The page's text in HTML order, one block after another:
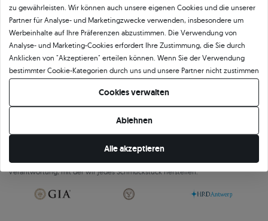
Bestätigte Qualität von SAVICKI
Unser Qualitätszertifikat garantiert Authentizität und höchsten
Ausführungsstandard. Das Dokument beschreibt detailliert die wichtigsten
Parameter des Schmucks, einschließlich der Legierung und des Gewichts des
Goldes sowie der Merkmale des eingefassten Steins oder des verwendeten
Edelmetalls. Das SAVICKI-Zertifikat ist nicht nur eine formelle Bestätigung der
Qualität, sondern auch ein Beweis für die Kunstfertigkeit, Präzision und
Verantwortung, mit der wir jedes Schmuckstück herstellen.
zu gewährleisten. Wir können auch unsere eigenen Cookies und die unserer
Partner für Analyse- und Marketingzwecke verwenden, insbesondere um
Werbeinhalte auf Ihre Präferenzen abzustimmen. Die Verwendung von
Analyse- und Marketing-Cookies erfordert Ihre Zustimmung, die Sie durch
Anklicken von "Akzeptieren" erteilen können. Wenn Sie der Verwendung
bestimmter Cookie-Kategorien durch uns und unsere Partner nicht zustimmen
möchten, klicken Sie auf "Lassen Sie mich wählen" und bestimmen Sie Ihre
Präferenzen. Sie können Ihre Zustimmung jederzeit widerrufen, indem Sie
Ihre Cookie-Einstellungen ändern.
Cookies verwalten
Ablehnen
Alle akzeptieren